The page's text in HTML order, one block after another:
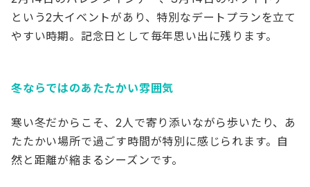
という2大イベントがあり、特別なデートプランを立て
やすい時期。記念日として毎年思い出に残ります。
冬ならではのあたたかい雰囲気
寒い冬だからこそ、2人で寄り添いながら歩いたり、あ
たたかい場所で過ごす時間が特別に感じられます。自
然と距離が縮まるシーズンです。